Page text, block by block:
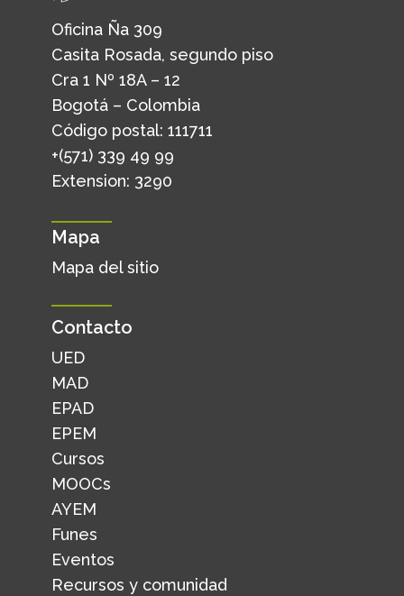
Oficina Ña 309
Casita Rosada, segundo piso
Cra 1 Nº 18A – 12
Bogotá – Colombia
Código postal: 111711
+(571) 339 49 99
Extension: 3290
Mapa
Mapa del sitio
Contacto
UED
MAD
EPAD
EPEM
Cursos
MOOCs
AYEM
Funes
Eventos
Recursos y comunidad